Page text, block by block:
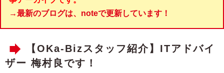
→最新のブログは、noteで更新しています！
【OKa-Bizスタッフ紹介】ITアドバイ
ザー 梅村良です！